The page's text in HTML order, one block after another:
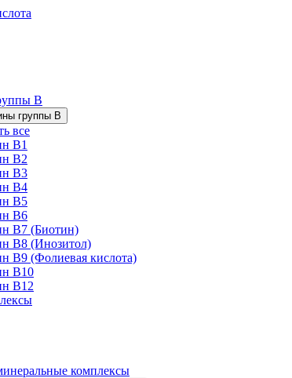
B
группы B
все
B1
B2
B3
B4
B5
B6
B7 (Биотин)
B8 (Инозитол)
B9 (Фолиевая кислота)
B10
B12
комплексы